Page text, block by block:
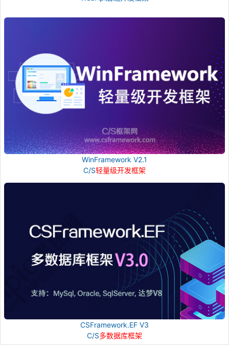
WinFramework V2.1
C/S轻量级开发框架
CSFramework.EF V3
C/S多数据库框架